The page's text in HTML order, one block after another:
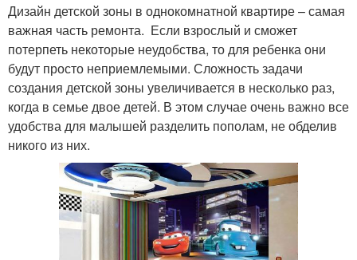
Дизайн детской зоны в однокомнатной квартире – самая
важная часть ремонта. Если взрослый и сможет
потерпеть некоторые неудобства, то для ребенка они
будут просто неприемлемыми. Сложность задачи
создания детской зоны увеличивается в несколько раз,
когда в семье двое детей. В этом случае очень важно все
удобства для малышей разделить пополам, не обделив
никого из них.